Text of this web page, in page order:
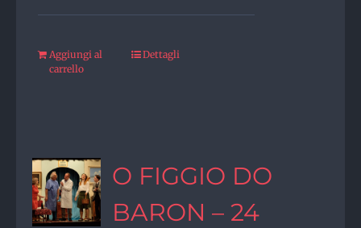
Aggiungi al
carrello
Dettagli
O FIGGIO DO
BARON – 24